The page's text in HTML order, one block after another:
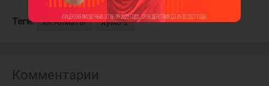
Теги: ХК Алматы Хумо-2
Комментарии